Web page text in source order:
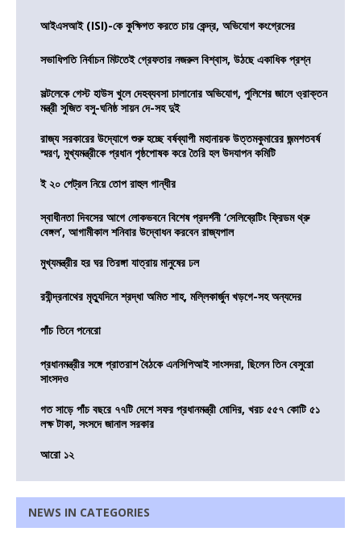
আইএসআই (ISI)-কে কুক্ষিগত করতে চায় কেন্দ্র, অভিযোগ কংগ্রেসের
সভাধিপতি নির্বাচন মিটতেই গ্রেফতার নজরুল বিশ্বাস, উঠছে একাধিক প্রশ্ন
সল্টলেকে গেস্ট হাউস খুলে দেহব্যবসা চালানোর অভিযোগ, পুলিশের জালে ও্রাক্তন
মন্ত্রী সুজিত বসু-ঘনিষ্ঠ সায়ন দে-সহ দুই
রাজ্য সরকারের উদ্যোগে শুরু হচ্ছে বর্ষব্যাপী মহানায়ক উত্তমকুমারের জন্মশতবর্ষ
স্মরণ, মুখ্যমন্ত্রীকে প্রধান পৃষ্ঠপোষক করে তৈরি হল উদযাপন কমিটি
ই ২০ পেট্রল নিয়ে তোপ রাহুল গান্ধীর
স্বাধীনতা দিবসের আগে লোকভবনে বিশেষ প্রদর্শনী ‘সেলিব্রেটিং ফ্রিডম থ্রু
বেঙ্গল’, আগামীকাল শনিবার উদ্বোধন করবেন রাজ্যপাল
মুখ্যমন্ত্রীর হর ঘর তিরঙ্গা যাত্রায় মানুষের ঢল
রবীন্দ্রনাথের মৃত্যুদিনে শ্রদ্ধা অমিত শাহ, মল্লিকার্জুন খড়গে-সহ অন্যদের
পাঁচ তিনে পনেরো
প্রধানমন্ত্রীর সঙ্গে প্রাতরাশ বৈঠকে এনসিপিআই সাংসদরা, ছিলেন তিন বেসুরো
সাংসদও
গত সাড়ে পাঁচ বছরে ৭৭টি দেশে সফর প্রধানমন্ত্রী মোদির, খরচ ৫৫৭ কোটি ৫১
লক্ষ টাকা, সংসদে জানাল সরকার
আরো ১২
NEWS IN CATEGORIES